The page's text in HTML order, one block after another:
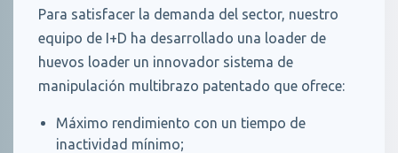
Para satisfacer la demanda del sector, nuestro
equipo de I+D ha desarrollado una loader de
huevos loader un innovador sistema de
manipulación multibrazo patentado que ofrece:
Máximo rendimiento con un tiempo de
inactividad mínimo;